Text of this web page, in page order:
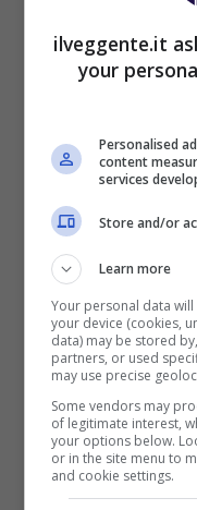
BONUS
Planetwin365:
Iscrivendoti a
in Bonus
ilveggente.it
your
Personalised
content
services
Store and/or
Learn more
Your personal data
your device (cookies,
data) may be stored
partners, or used
may use precise
Some vendors may
of legitimate interest,
your options below.
or in the site menu to
and cookie settings.